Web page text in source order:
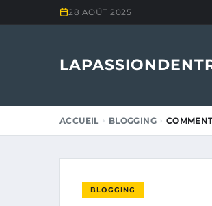
28 AOÛT 2025
ACCUEIL BLOGGING
BLOGGING